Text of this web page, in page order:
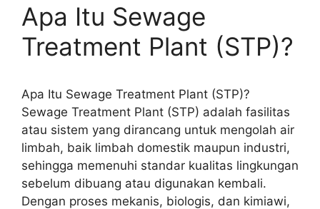
Apa Itu Sewage
Treatment Plant (STP)?
Apa Itu Sewage Treatment Plant (STP)?
Sewage Treatment Plant (STP) adalah fasilitas
atau sistem yang dirancang untuk mengolah air
limbah, baik limbah domestik maupun industri,
sehingga memenuhi standar kualitas lingkungan
sebelum dibuang atau digunakan kembali.
Dengan proses mekanis, biologis, dan kimiawi,